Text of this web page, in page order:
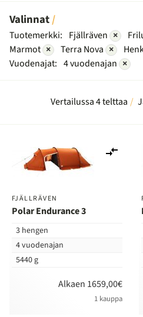
Valinnat
Tuotemerkki: Fjällräven ×
Marmot × Terra Nova ×
Vuodenajat: 4 vuodenajan ×
Vertailussa 4 telttaa
FJÄLLRÄVEN
Polar Endurance 3
3 hengen
4 vuodenajan
5440 g
Alkaen 1659,00€
1 kauppa